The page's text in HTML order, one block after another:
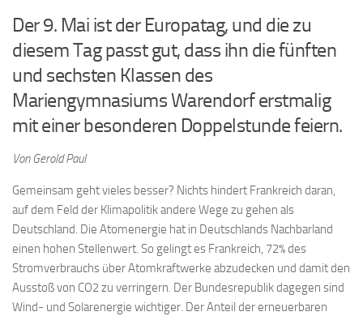
Der 9. Mai ist der Europatag, und die zu
diesem Tag passt gut, dass ihn die fünften
und sechsten Klassen des
Mariengymnasiums Warendorf erstmalig
mit einer besonderen Doppelstunde feiern.
Von Gerold Paul
Gemeinsam geht vieles besser? Nichts hindert Frankreich daran,
auf dem Feld der Klimapolitik andere Wege zu gehen als
Deutschland. Die Atomenergie hat in Deutschlands Nachbarland
einen hohen Stellenwert. So gelingt es Frankreich, 72% des
Stromverbrauchs über Atomkraftwerke abzudecken und damit den
Ausstoß von CO2 zu verringern. Der Bundesrepublik dagegen sind
Wind- und Solarenergie wichtiger. Der Anteil der erneuerbaren